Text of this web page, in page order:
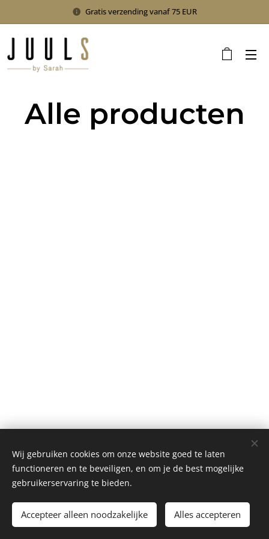
Gratis verzending vanaf 75 EUR
Alle producten
© 2026 JUULS - Hallebedevaartstraat 3 , 8720 Wakken
Privacybeleid|Cookiebeleid
Website bywerewolves.be Cookies
Wij gebruiken cookies om onze website goed te laten
functioneren en te beveiligen, en om je de best mogelijke
gebruikerservaring te bieden.
Accepteer alleen noodzakelijke Alles accepteren